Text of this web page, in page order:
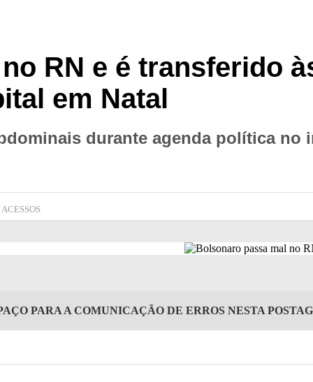
RN e é transferido
em Natal
durante agenda política no
PARA A COMUNICAÇÃO DE ERROS NESTA